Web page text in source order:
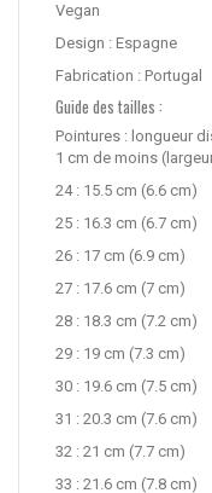
Vegan
Design : Espagne
Fabrication : Portugal
Guide des tailles :
Pointures : longueur
1 cm de moins
24 : 15.5 cm (6.6 cm)
25 : 16.3 cm (6.7 cm)
26 : 17 cm (6.9 cm)
27 : 17.6 cm (7 cm)
28 : 18.3 cm (7.2 cm)
29 : 19 cm (7.3 cm)
30 : 19.6 cm (7.5 cm)
31 : 20.3 cm (7.6 cm)
32 : 21 cm (7.7 cm)
33 : 21.6 cm (7.8 cm)